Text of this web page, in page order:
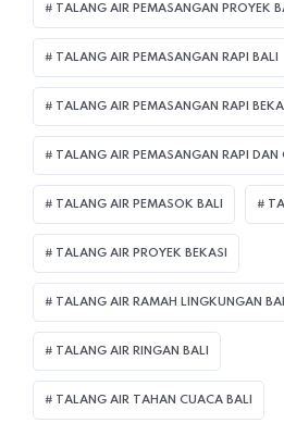
TALANG AIR PEMASANGAN PROYEK
TALANG AIR PEMASANGAN RAPI BALI
TALANG AIR PEMASANGAN RAPI
TALANG AIR PEMASANGAN RAPI DAN
TALANG AIR PEMASOK BALI
TALANG AIR PROYEK BEKASI
TALANG AIR RAMAH LINGKUNGAN
TALANG AIR RINGAN BALI
TALANG AIR TAHAN CUACA BALI